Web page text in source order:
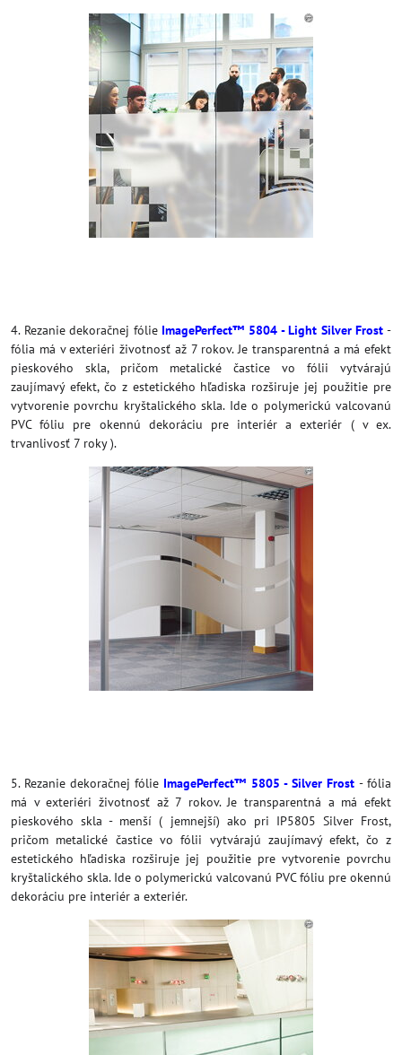
4. Rezanie dekoračnej fólie ImagePerfect™ 5804 - Light Silver Frost -
fólia má v exteriéri životnosť až 7 rokov. Je transparentná a má efekt
pieskového skla, pričom metalické častice vo fólii vytvárajú
zaujímavý efekt, čo z estetického hľadiska rozširuje jej použitie pre
vytvorenie povrchu kryštalického skla. Ide o polymerickú valcovanú
PVC fóliu pre okennú dekoráciu pre interiér a exteriér ( v ex.
trvanlivosť 7 roky ).
5. Rezanie dekoračnej fólie ImagePerfect™ 5805 - Silver Frost - fólia
má v exteriéri životnosť až 7 rokov. Je transparentná a má efekt
pieskového skla - menší ( jemnejší) ako pri IP5805 Silver Frost,
pričom metalické častice vo fólii vytvárajú zaujímavý efekt, čo z
estetického hľadiska rozširuje jej použitie pre vytvorenie povrchu
kryštalického skla. Ide o polymerickú valcovanú PVC fóliu pre okennú
dekoráciu pre interiér a exteriér.